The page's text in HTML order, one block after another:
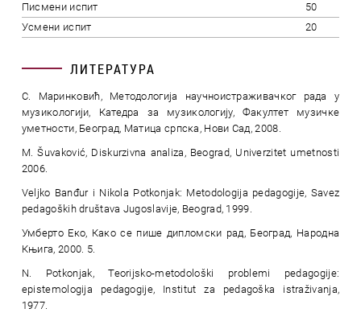
Писмени испит
50
Усмени испит
20
ЛИТЕРАТУРА
С. Маринковић, Методологија научноистраживачког рада у
музикологији, Катедра за музикологију, Факултет музичке
уметности, Београд, Матица српска, Нови Сад, 2008.
M. Šuvaković, Diskurzivna analiza, Beograd, Univerzitet umetnosti
2006.
Veljko Banđur i Nikola Potkonjak: Metodologija pedagogije, Savez
pedagoških društava Jugoslavije, Beograd, 1999.
Умберто Еко, Како се пише дипломски рад, Београд, Народна
Књига, 2000. 5.
N. Potkonjak, Teorijsko-metodološki problemi pedagogije:
epistemologija pedagogije, Institut za pedagoška istraživanja,
1977.